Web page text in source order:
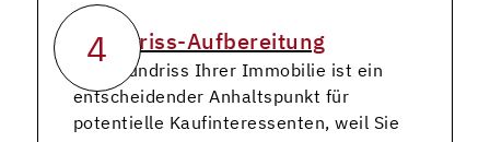
4
Grundriss-Aufbereitung
Der Grundriss Ihrer Immobilie ist ein
entscheidender Anhaltspunkt für
potentielle Kaufinteressenten, weil Sie